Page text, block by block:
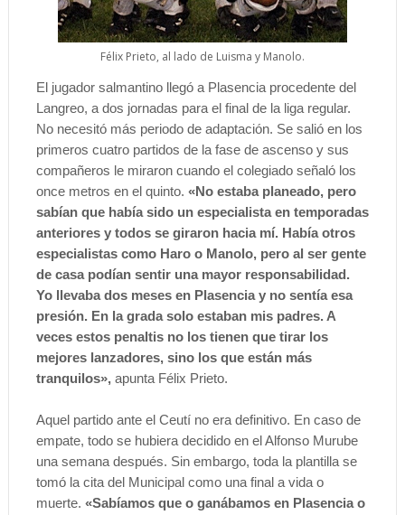
Félix Prieto, al lado de Luisma y Manolo.
El jugador salmantino llegó a Plasencia procedente del
Langreo, a dos jornadas para el final de la liga regular.
No necesitó más periodo de adaptación. Se salió en los
primeros cuatro partidos de la fase de ascenso y sus
compañeros le miraron cuando el colegiado señaló los
once metros en el quinto. «No estaba planeado, pero
sabían que había sido un especialista en temporadas
anteriores y todos se giraron hacia mí. Había otros
especialistas como Haro o Manolo, pero al ser gente
de casa podían sentir una mayor responsabilidad.
Yo llevaba dos meses en Plasencia y no sentía esa
presión. En la grada solo estaban mis padres. A
veces estos penaltis no los tienen que tirar los
mejores lanzadores, sino los que están más
tranquilos»,apunta Félix Prieto.
Aquel partido ante el Ceutí no era definitivo. En caso de
empate, todo se hubiera decidido en el Alfonso Murube
una semana después. Sin embargo, toda la plantilla se
tomó la cita del Municipal como una final a vida o
muerte. «Sabíamos que o ganábamos en Plasencia o